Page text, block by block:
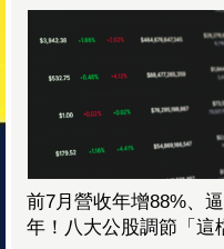
前7月營收年增88%、
年！八大公股調節「這